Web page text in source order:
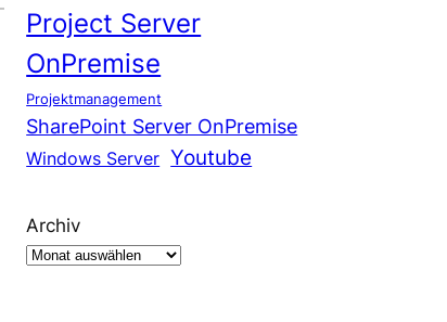
Project Server
OnPremise
Projektmanagement
SharePoint Server OnPremise
Windows Server Youtube
Archiv